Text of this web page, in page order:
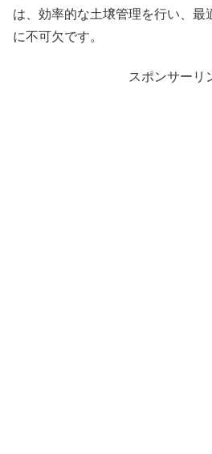
は、効率的な土壌管理を行い、最
に不可欠です。
スポンサーリ